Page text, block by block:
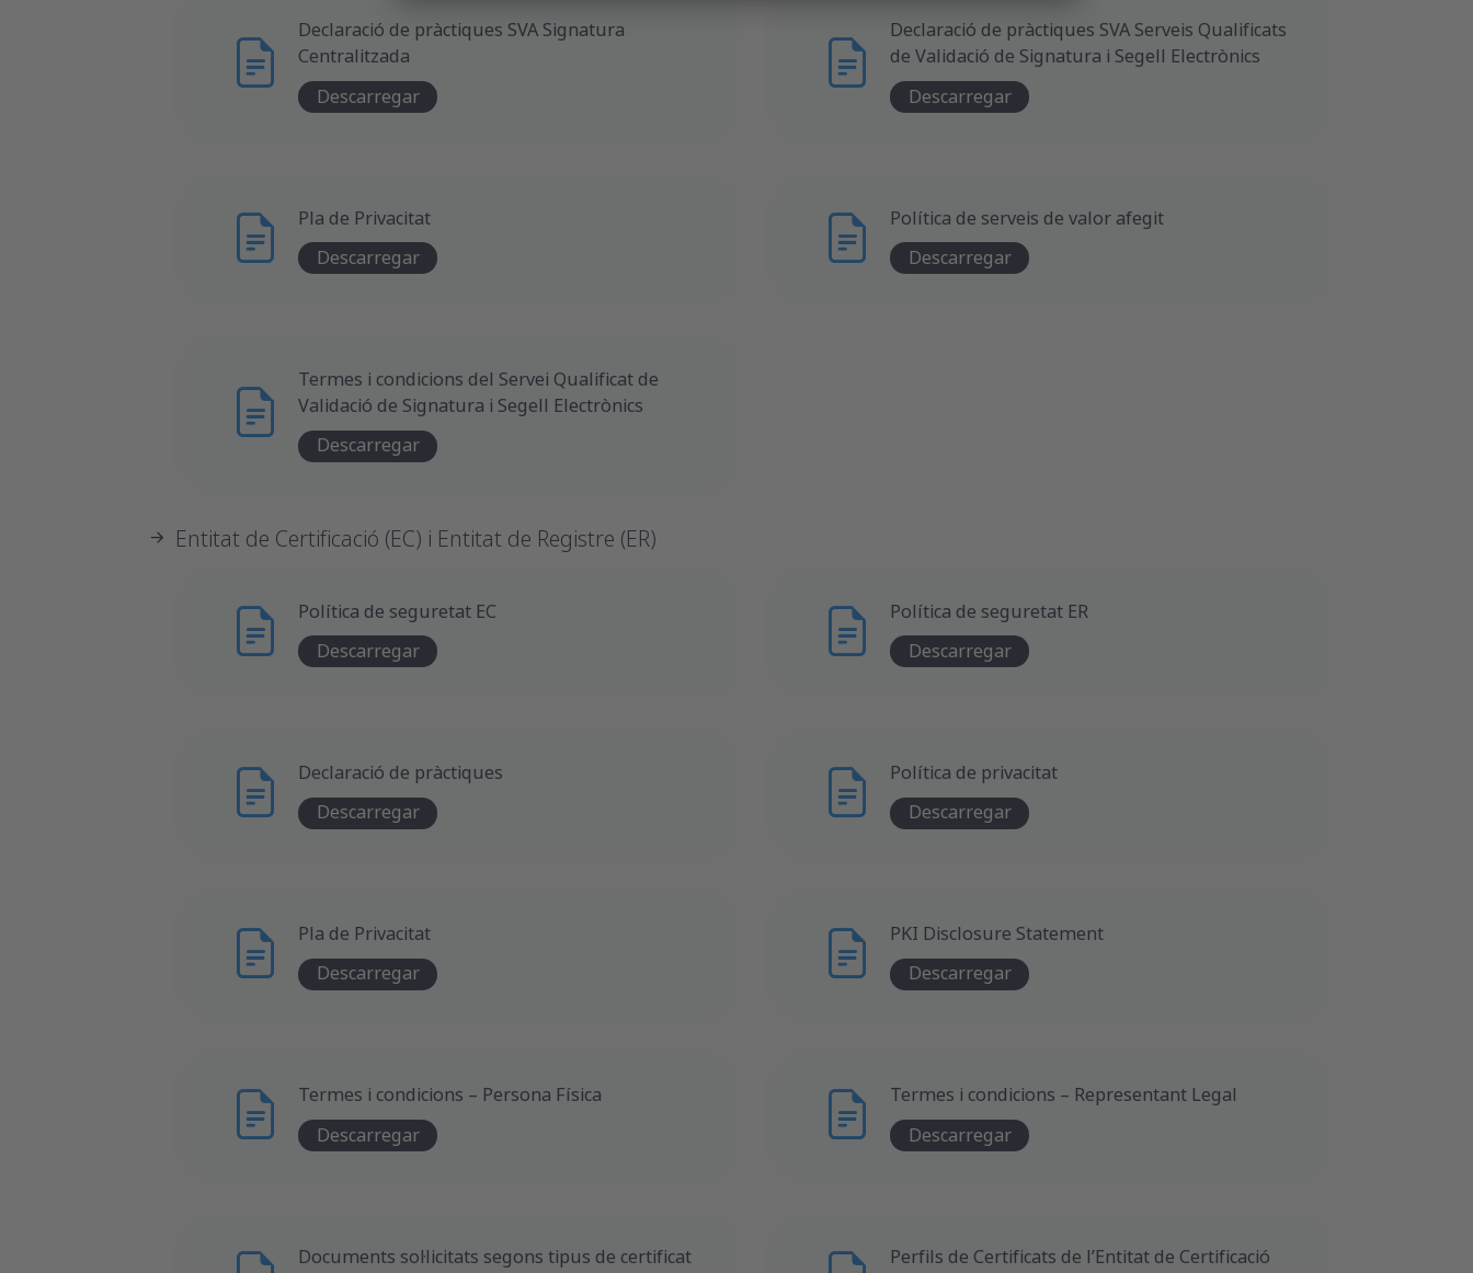
Declaració de pràctiques SVA Signatura
Centralitzada
Descarregar
Declaració de pràctiques SVA Serveis Qualificats
de Validació de Signatura i Segell Electrònics
Descarregar
Pla de Privacitat
Descarregar
Política de serveis de valor afegit
Descarregar
Termes i condicions del Servei Qualificat de
Validació de Signatura i Segell Electrònics
Descarregar
Entitat de Certificació (EC) i Entitat de Registre (ER)
Política de seguretat EC
Descarregar
Política de seguretat ER
Descarregar
Declaració de pràctiques
Descarregar
Política de privacitat
Descarregar
Pla de Privacitat
Descarregar
PKI Disclosure Statement
Descarregar
Termes i condicions – Persona Física
Descarregar
Termes i condicions – Representant Legal
Descarregar
Documents sol·licitats segons tipus de certificat Perfils de Certificats de l’Entitat de Certificació